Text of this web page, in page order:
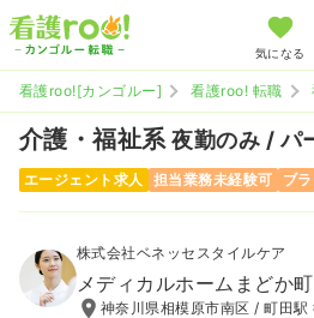
気になる
看護roo![カンゴルー] 看護roo! 転職
介護・福祉系夜勤のみ / パ
エージェント求人 担当業務未経験可 ブ
株式会社ベネッセスタイルケア
メディカルホームまどか
神奈川県相模原市南区 / 町田駅